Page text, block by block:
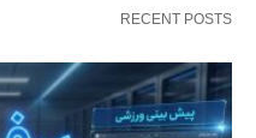
RECENT POSTS